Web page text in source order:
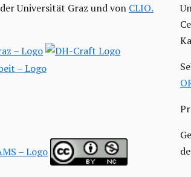
der Universität Graz und von CLIO.